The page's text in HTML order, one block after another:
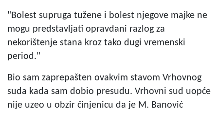
"Bolest supruga tužene i bolest njegove majke ne
mogu predstavljati opravdani razlog za
nekorištenje stana kroz tako dugi vremenski
period."
Bio sam zaprepašten ovakvim stavom Vrhovnog
suda kada sam dobio presudu. Vrhovni sud uopće
nije uzeo u obzir činjenicu da je M. Banović